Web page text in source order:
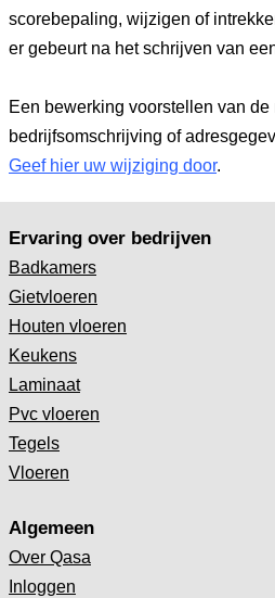
scorebepaling, wijzigen of
er gebeurt na het schrijven van
Een bewerking voorstellen van de
bedrijfsomschrijving of
Geef hier uw wijziging door.
Ervaring over bedrijven
Badkamers
Gietvloeren
Houten vloeren
Keukens
Laminaat
Pvc vloeren
Tegels
Vloeren
Algemeen
Over Qasa
Inloggen